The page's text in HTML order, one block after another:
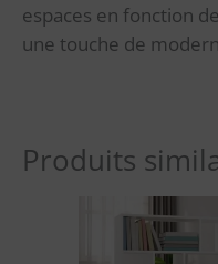
espaces en fonction
une touche de
Produits